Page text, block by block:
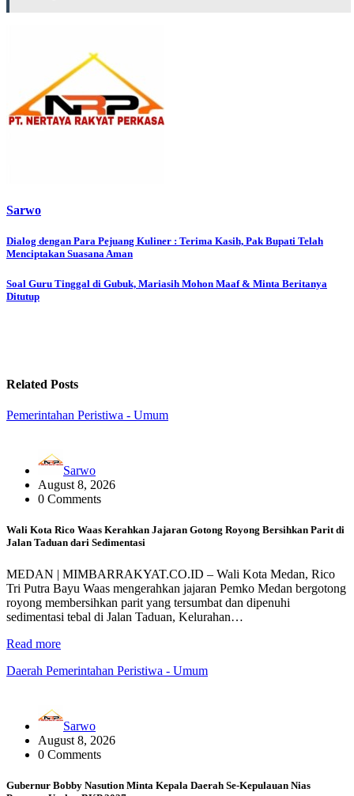
Sarwo
Post
navigation
Dialog dengan Para Pejuang Kuliner : Terima Kasih, Pak Bupati Telah
Menciptakan Suasana Aman
Soal Guru Tinggal di Gubuk, Mariasih Mohon Maaf & Minta Beritanya
Ditutup
Related Posts
Pemerintahan Peristiwa - Umum
Sarwo
August 8, 2026
0 Comments
Wali Kota Rico Waas Kerahkan Jajaran Gotong Royong Bersihkan Parit di
Jalan Taduan dari Sedimentasi
MEDAN | MIMBARRAKYAT.CO.ID – Wali Kota Medan, Rico
Tri Putra Bayu Waas mengerahkan jajaran Pemko Medan bergotong
royong membersihkan parit yang tersumbat dan dipenuhi
sedimentasi tebal di Jalan Taduan, Kelurahan…
Read more
Daerah Pemerintahan Peristiwa - Umum
Sarwo
August 8, 2026
0 Comments
Gubernur Bobby Nasution Minta Kepala Daerah Se-Kepulauan Nias